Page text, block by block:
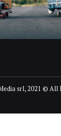
srl, 2021 © All